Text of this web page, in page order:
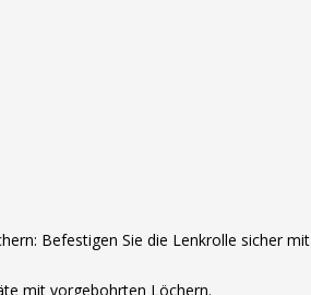
Befestigen Sie die Lenkrolle sicher mit
mit vorgebohrten Löchern.